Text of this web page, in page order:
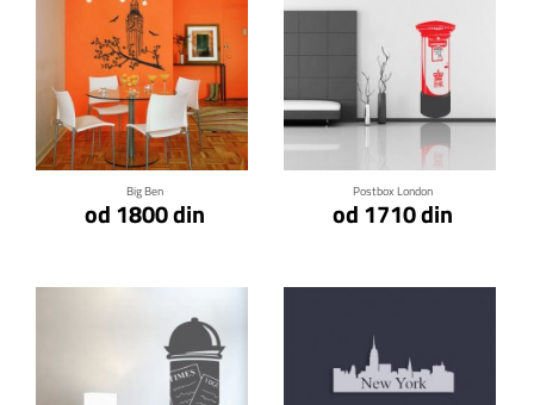
Big Ben
od 1800 din
Klikni za detalje
Postbox London
od 1710 din
Klikni za detalje